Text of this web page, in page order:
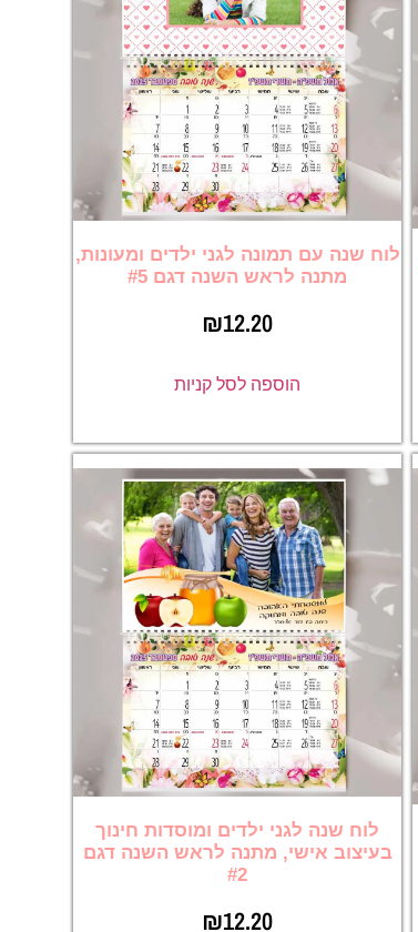
לוח שנה עם תמונה לגני ילדים ומעונות,
מתנה לראש השנה דגם #5
₪12.20
הוספה לסל קניות
לוח שנה לגני ילדים ומוסדות חינוך
בעיצוב אישי, מתנה לראש השנה דגם
#2
₪12.20